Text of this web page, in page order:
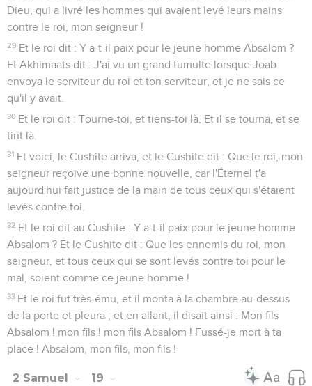
Dieu, qui a livré les hommes qui avaient levé leurs mains
contre le roi, mon seigneur !
29 Et le roi dit : Y a-t-il paix pour le jeune homme Absalom ?
Et Akhimaats dit : J'ai vu un grand tumulte lorsque Joab
envoya le serviteur du roi et ton serviteur, et je ne sais ce
qu'il y avait.
30 Et le roi dit : Tourne-toi, et tiens-toi là. Et il se tourna, et se
tint là.
31 Et voici, le Cushite arriva, et le Cushite dit : Que le roi, mon
seigneur reçoive une bonne nouvelle, car l'Éternel t'a
aujourd'hui fait justice de la main de tous ceux qui s'étaient
levés contre toi.
32 Et le roi dit au Cushite : Y a-t-il paix pour le jeune homme
Absalom ? Et le Cushite dit : Que les ennemis du roi, mon
seigneur, et tous ceux qui se sont levés contre toi pour le
mal, soient comme ce jeune homme !
33 Et le roi fut très-ému, et il monta à la chambre au-dessus
de la porte et pleura ; et en allant, il disait ainsi : Mon fils
Absalom ! mon fils ! mon fils Absalom ! Fussé-je mort à ta
place ! Absalom, mon fils, mon fils !
2 Samuel 19